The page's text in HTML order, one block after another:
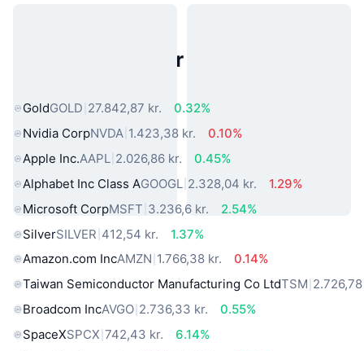
Populære aktiver fra den virkelige
GoldGOLD 27.842,87 kr.
0.32%
Nvidia CorpNVDA 1.423,38 kr.
0.10%
Apple Inc.AAPL 2.026,86 kr.
0.45%
Alphabet Inc Class AGOOGL 2.328,04 kr.
1.29%
Microsoft CorpMSFT 3.236,6 kr.
2.54%
SilverSILVER 412,54 kr.
1.37%
Amazon.com IncAMZN 1.766,38 kr.
0.14%
Taiwan Semiconductor Manufacturing Co LtdTSM
Broadcom IncAVGO 2.736,33 kr.
0.55%
SpaceXSPCX 742,43 kr.
6.14%